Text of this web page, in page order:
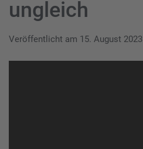
ungleich
Veröffentlicht am 15. August 2023